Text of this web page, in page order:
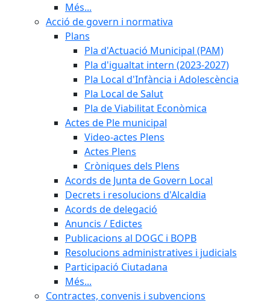
Més...
Acció de govern i normativa
Plans
Pla d'Actuació Municipal (PAM)
Pla d'igualtat intern (2023-2027)
Pla Local d'Infància i Adolescència
Pla Local de Salut
Pla de Viabilitat Econòmica
Actes de Ple municipal
Video-actes Plens
Actes Plens
Cròniques dels Plens
Acords de Junta de Govern Local
Decrets i resolucions d'Alcaldia
Acords de delegació
Anuncis / Edictes
Publicacions al DOGC i BOPB
Resolucions administratives i judicials
Participació Ciutadana
Més...
Contractes, convenis i subvencions